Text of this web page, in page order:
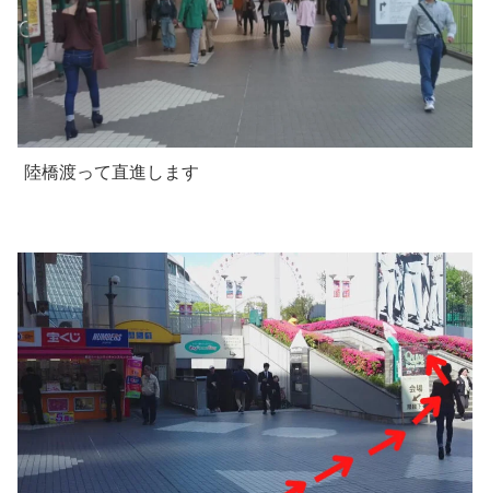
陸橋渡って直進します